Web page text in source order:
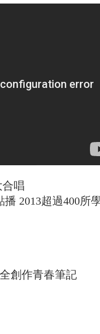
合唱
2013超過400所
創作青春筆記